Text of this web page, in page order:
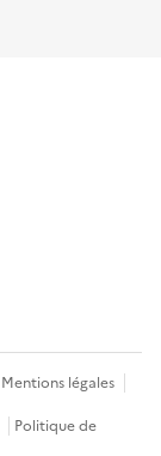
Mentions légales
Politique de